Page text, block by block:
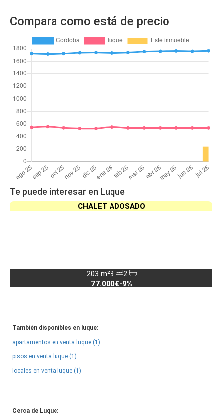
Compara como está de precio
Te puede interesar en Luque
CHALET ADOSADO
203 m²3
2
77.000€-9%
También disponibles en luque:
apartamentos en venta luque (1)
pisos en venta luque (1)
locales en venta luque (1)
Cerca de Luque: